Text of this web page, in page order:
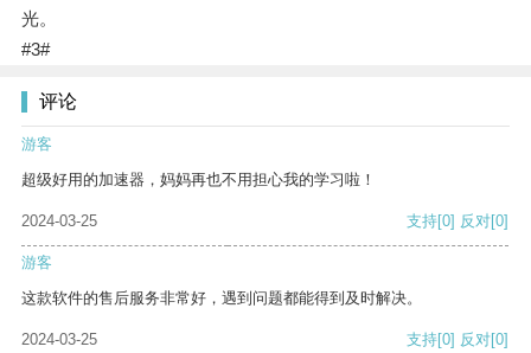
光。
#3#
评论
游客
超级好用的加速器，妈妈再也不用担心我的学习啦！
2024-03-25 支持[0] 反对[0]
游客
这款软件的售后服务非常好，遇到问题都能得到及时解决。
2024-03-25 支持[0] 反对[0]